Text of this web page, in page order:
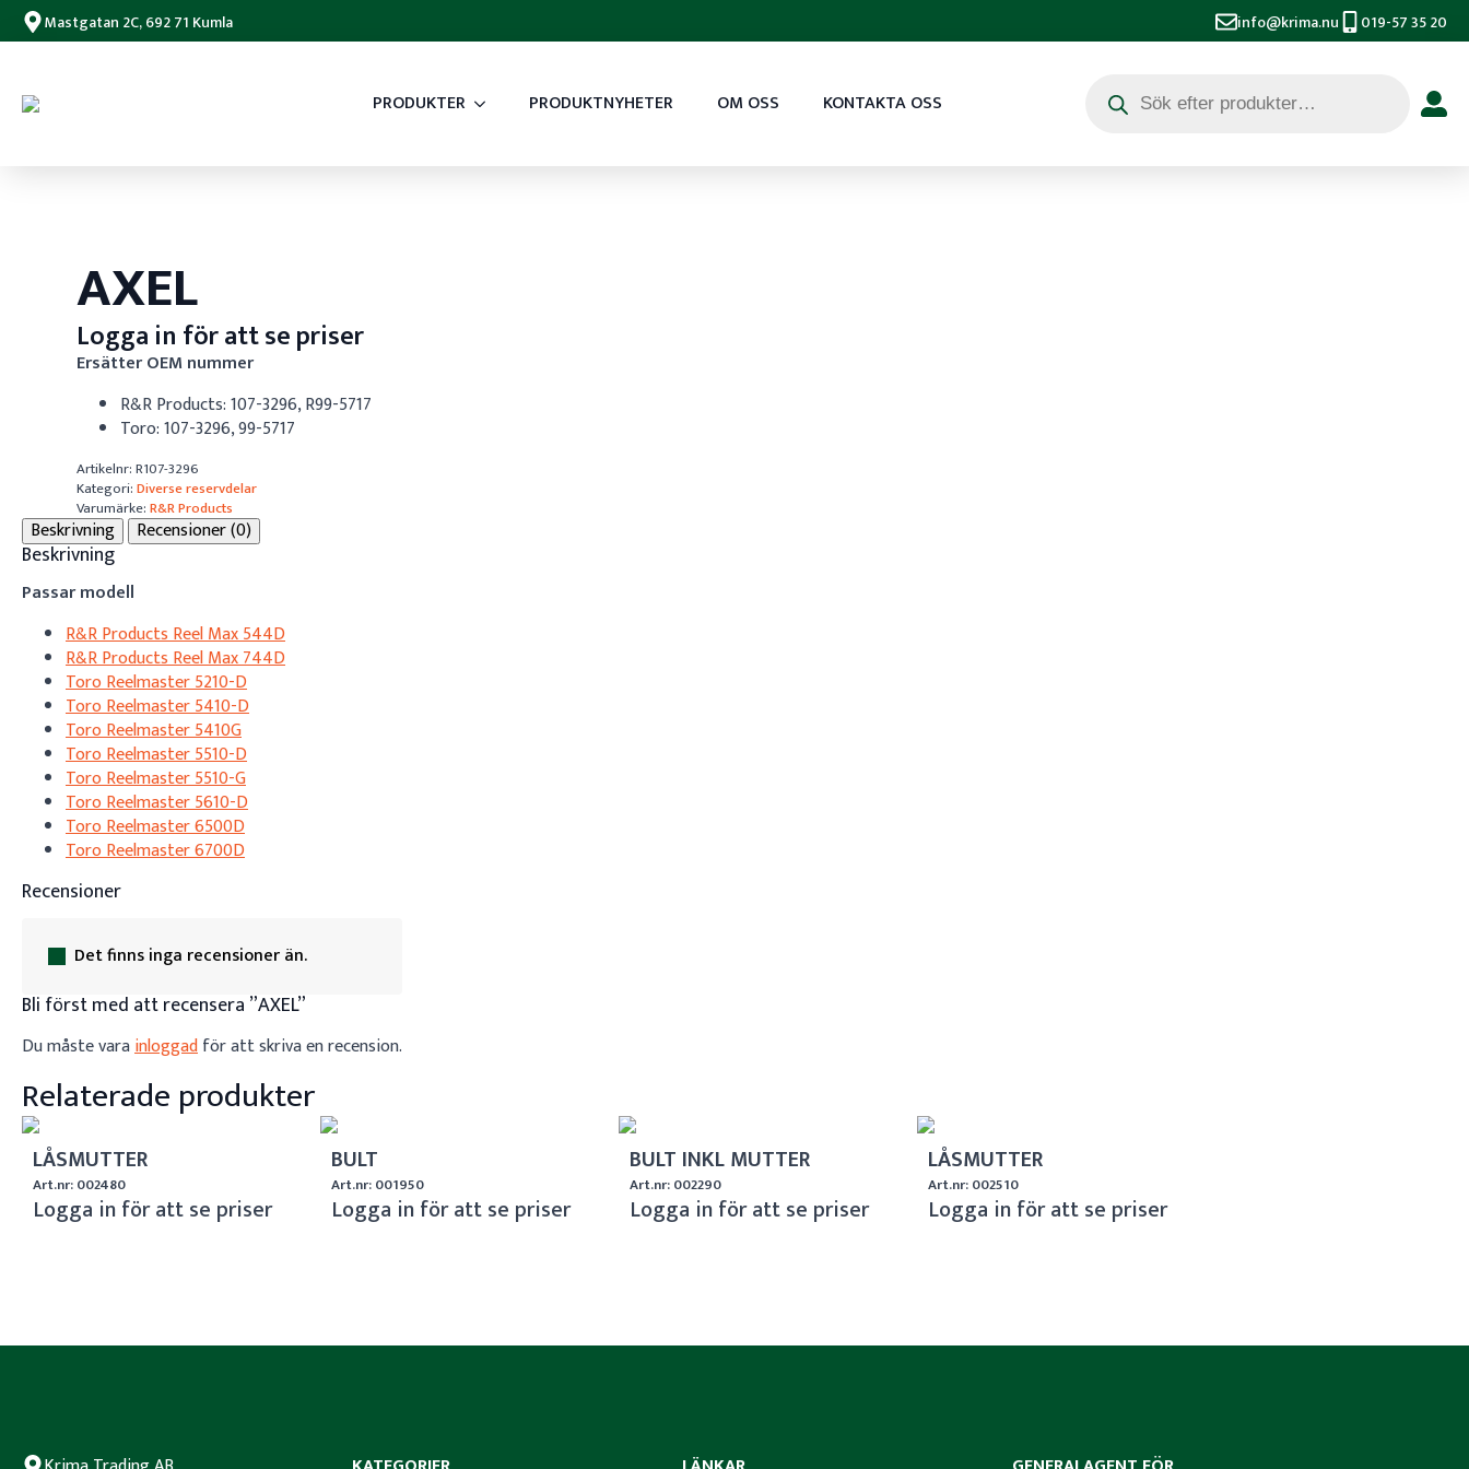
Mastgatan 2C, 692 71 Kumla info@krima.nu 019-57 35 20
PRODUKTER PRODUKTNYHETER OM OSS KONTAKTA OSS
AXEL
Logga in för att se priser
Ersätter OEM nummer
R&R Products: 107-3296, R99-5717
Toro: 107-3296, 99-5717
Artikelnr:R107-3296
Kategori:Diverse reservdelar
Varumärke:R&R Products
Beskrivning Recensioner (0)
Beskrivning
Passar modell
R&R Products Reel Max 544D
R&R Products Reel Max 744D
Toro Reelmaster 5210-D
Toro Reelmaster 5410-D
Toro Reelmaster 5410G
Toro Reelmaster 5510-D
Toro Reelmaster 5510-G
Toro Reelmaster 5610-D
Toro Reelmaster 6500D
Toro Reelmaster 6700D
Recensioner
Det finns inga recensioner än.
Bli först med att recensera ”AXEL”
Du måste varainloggadför att skriva en recension.
Relaterade produkter
LÅSMUTTER
Art.nr: 002480
Logga in för att se priser
BULT
Art.nr: 001950
Logga in för att se priser
BULT INKL MUTTER
Art.nr: 002290
Logga in för att se priser
LÅSMUTTER
Art.nr: 002510
Logga in för att se priser